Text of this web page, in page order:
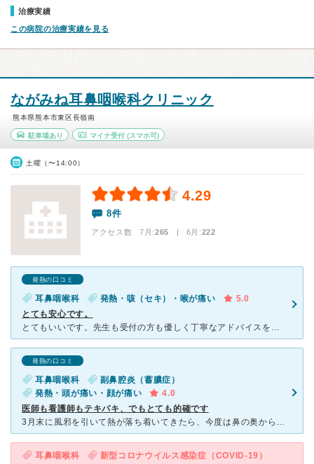
治療実績
この病院の治療実績を見る
ながみね耳鼻咽喉科クリニック
熊本県熊本市東区長嶺南
駐車場あり マイナ受付(スマホ可)
土曜（〜14:00）
4.29
8件
アクセス数 7月:265 | 6月:222
発熱の口コミ
耳鼻咽喉科 発熱・咳（セキ）・喉が痛い
5.0
とても安心です。
とてもいいです。先生も受付の方も優しく丁寧なアドバイスをくださいます。 いつも利用していますが、どんな症状でも優しく見てくださるのでかおすすめです。 これからも利用していきたいと思っています。
発熱の口コミ
耳鼻咽喉科
副鼻腔炎（蓄膿症）
発熱・頭が痛い・顔が痛い
4.0
医師も看護師もテキパキ、でもとても的確です
3月末に風邪を引いて熱が落ち着いてきたら、今度は鼻の奥から眉間にかけてが酷く重たくズキズキとした疼くような痛みが一日中ありました。 以前にも風邪の後に似たような痛みがあった時に副鼻腔炎と診断されたの
耳鼻咽喉科 新型コロナウイルス感染症（COVID-19）